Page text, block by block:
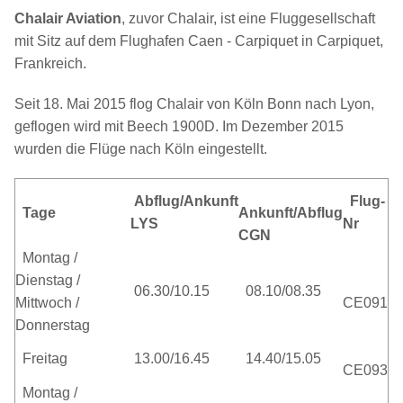
Chalair Aviation, zuvor Chalair, ist eine Fluggesellschaft
mit Sitz auf dem Flughafen Caen - Carpiquet in Carpiquet,
Frankreich.
Seit 18. Mai 2015 flog Chalair von Köln Bonn nach Lyon,
geflogen wird mit Beech 1900D. Im Dezember 2015
wurden die Flüge nach Köln eingestellt.
Tage
Abflug/Ankunft
LYS
Ankunft/Abflug
CGN
Flug-
Nr
Montag /
Dienstag /
Mittwoch /
Donnerstag
06.30/10.15 08.10/08.35
CE091
Freitag 13.00/16.45 14.40/15.05
CE093
Montag /